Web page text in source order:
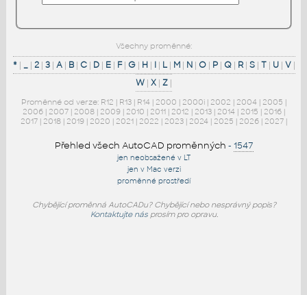
Všechny proměnné:
*| _| 2| 3| A| B| C| D| E| F| G| H| I| L| M| N| O| P| Q| R| S| T| U| V|
W | X | Z |
Proměnné od verze: R12 | R13 | R14 | 2000 | 2000i | 2002 | 2004 | 2005 |
2006 | 2007 | 2008 | 2009 | 2010 | 2011 | 2012 | 2013 | 2014 | 2015 | 2016 |
2017 | 2018 | 2019 | 2020 | 2021 | 2022 | 2023 | 2024 | 2025 | 2026 | 2027 |
Přehled všech AutoCAD proměnných - 1547
jen neobsažené v LT
jen v Mac verzi
proměnné prostředí
Chybějící proměnná AutoCADu? Chybějící nebo nesprávný popis?
Kontaktujte násprosím pro opravu.